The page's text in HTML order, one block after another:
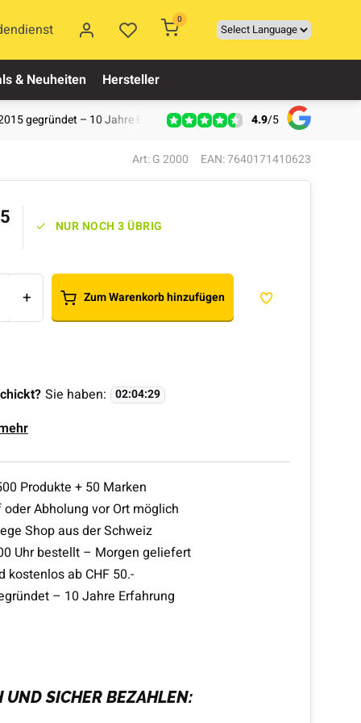
0
& Neuheiten Hersteller
gegründet – 10 Jahre Erfahrung 4.9/5
Art: G 2000 EAN: 7640171410623
NUR NOCH 3 ÜBRIG
+ Zum Warenkorb hinzufügen
Sie haben: 02:04:29
Produkte + 50 Marken
oder Abholung vor Ort möglich
Shop aus der Schweiz
Uhr bestellt – Morgen geliefert
kostenlos ab CHF 50.-
– 10 Jahre Erfahrung
UND SICHER BEZAHLEN: